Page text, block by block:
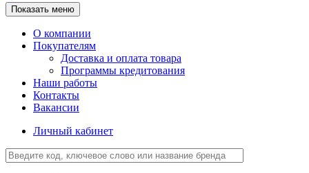
Показать меню
О компании
Покупателям
Доставка и оплата товара
Программы кредитования
Наши работы
Контакты
Вакансии
Личный кабинет